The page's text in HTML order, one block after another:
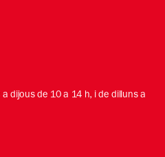
dijous de 10 a 14 h, i de dilluns a